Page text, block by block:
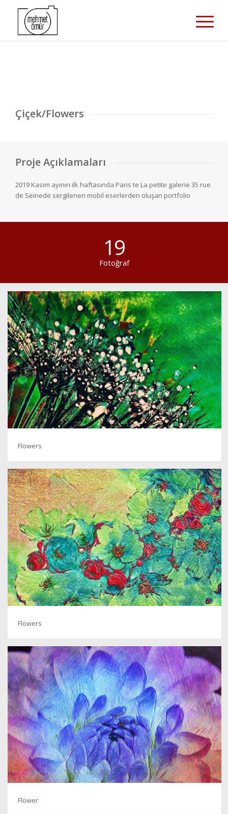
Çiçek/Flowers
Proje Açıklamaları
2019 Kasım ayının ilk haftasında Paris te La petite galerie 35 rue
de Seinede sergilenen mobil eserlerden oluşan portfolio
19
Fotoğraf
Flowers
Flowers
Flower